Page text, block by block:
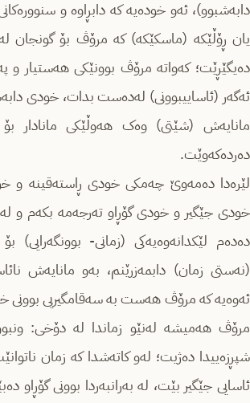
دابەشبوو)، ئەو خودەیە کە دابڕاوە و
یان ڕۆڵێکە (ماسکێکە) کە مرۆڤ بۆ گونجان
دەیگێڕێت؛ کەواتە مرۆڤ بوونێکی هەستیار و
ئەگەر (ئاساییبوونی) لەدەست بدات، خودی
مانایەش (شێتی) وەک هەوڵێکی مانادار بۆ
دەردەکەوێت.
لێرەدا دەمەوێ چەمکی خودی ڕاستەقینە و
خودی جێگیر و خودی گۆڕاو تەرجەمە بکەم و
دەدەم لێکدانەوەیەکی (زمانی- بوونگەرایی)
(نەستی زمان) دابمەزرێنم، بەو مانایەش
ئەوەیە کە مرۆڤ هەست بە سەقامگیریی بوونی
مرۆڤ هەمیشە لەنێو زماندا لە دۆخی:
شپڕزەییدا دەژیت؛ لەو کاتەشدا کە زمان
ئاسایی جێگیر بێت، لە بەرانبەردا بوونی گۆڕاو